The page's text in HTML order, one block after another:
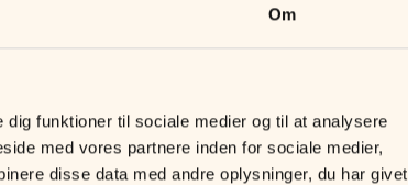
Om
funktioner til sociale medier og til at analysere
med vores partnere inden for sociale medier,
disse data med andre oplysninger, du har givet